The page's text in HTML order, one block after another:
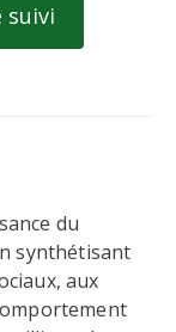
suivi
du
synthétisant
aux